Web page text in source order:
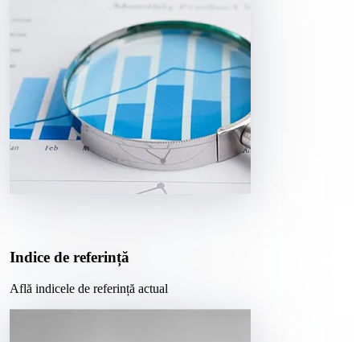
Indice de referință
Află indicele de referință actual